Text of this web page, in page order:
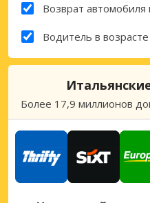
Возврат
Водитель в
Более 17,9 миллионов